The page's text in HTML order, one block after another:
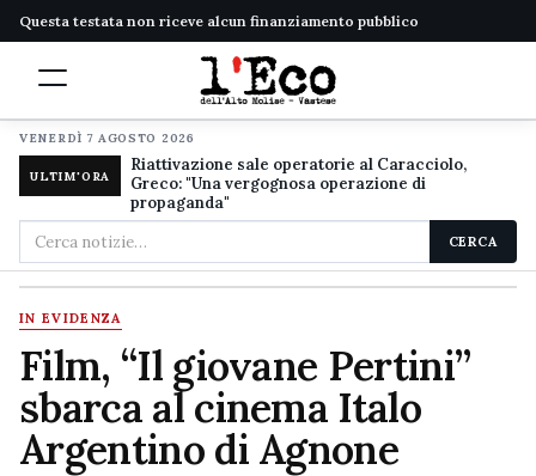
Questa testata non riceve alcun finanziamento pubblico
VENERDÌ 7 AGOSTO 2026
ULTIM'ORA
Riattivazione sale operatorie al Caracciolo,
Greco: "Una vergognosa operazione di
propaganda"
Cerca
nel
sito
CERCA
IN EVIDENZA
Film, “Il giovane Pertini”
sbarca al cinema Italo
Argentino di Agnone